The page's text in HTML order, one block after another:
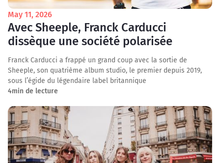
May 11, 2026
Avec Sheeple, Franck Carducci
dissèque une société polarisée
Franck Carducci a frappé un grand coup avec la sortie de
Sheeple, son quatrième album studio, le premier depuis 2019,
sous l’égide du légendaire label britannique
4min de lecture